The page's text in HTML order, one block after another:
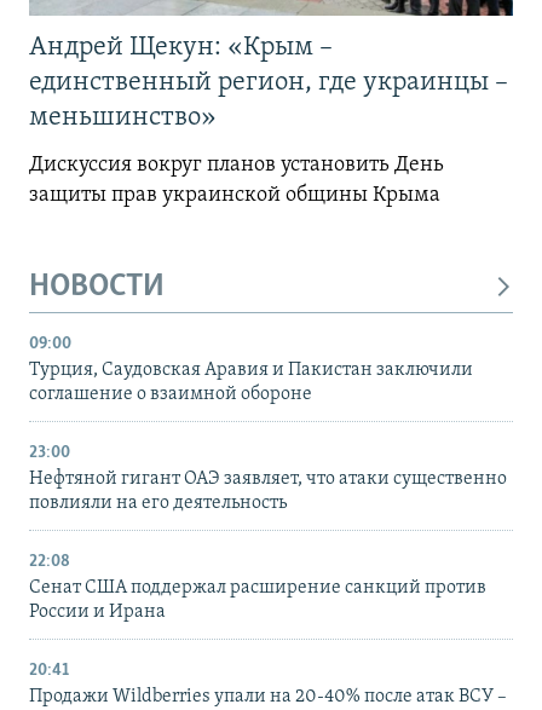
Андрей Щекун: «Крым –
единственный регион, где украинцы –
меньшинство»
Дискуссия вокруг планов установить День
защиты прав украинской общины Крыма
НОВОСТИ
09:00
Турция, Саудовская Аравия и Пакистан заключили
соглашение о взаимной обороне
23:00
Нефтяной гигант ОАЭ заявляет, что атаки существенно
повлияли на его деятельность
22:08
Сенат США поддержал расширение санкций против
России и Ирана
20:41
Продажи Wildberries упали на 20-40% после атак ВСУ –